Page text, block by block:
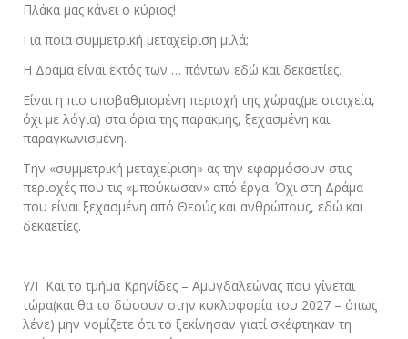
Πλάκα μας κάνει ο κύριος!
Για ποια συμμετρική μεταχείριση μιλά;
Η Δράμα είναι εκτός των … πάντων εδώ και δεκαετίες.
Είναι η πιο υποβαθμισμένη περιοχή της χώρας(με στοιχεία,
όχι με λόγια) στα όρια της παρακμής, ξεχασμένη και
παραγκωνισμένη.
Την «συμμετρική μεταχείριση» ας την εφαρμόσουν στις
περιοχές που τις «μπούκωσαν» από έργα. Όχι στη Δράμα
που είναι ξεχασμένη από Θεούς και ανθρώπους, εδώ και
δεκαετίες.
Υ/Γ Και το τμήμα Κρηνίδες – Αμυγδαλεώνας που γίνεται
τώρα(και θα το δώσουν στην κυκλοφορία του 2027 – όπως
λένε) μην νομίζετε ότι το ξεκίνησαν γιατί σκέφτηκαν τη